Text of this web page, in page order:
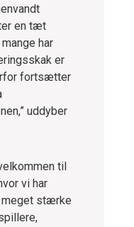
en tæt
har
er
fortsætter
uddyber
til
vi har
meget stærke